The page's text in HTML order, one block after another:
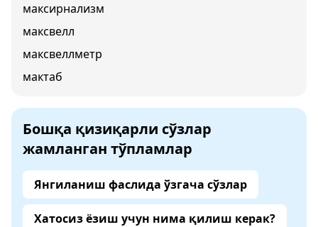
максирнализм
максвелл
максвеллметр
мактаб
Бошқа қизиқарли сўзлар
жамланган тўпламлар
Янгиланиш фаслида ўзгача сўзлар
Хатосиз ёзиш учун нима қилиш керак?